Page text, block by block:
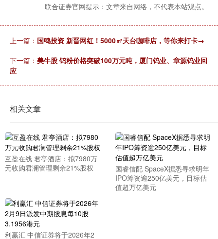
联合证券官网提示：文章来自网络，不代表本站观点。
上一篇： 国鸣投资 新晋网红！5000㎡天台咖啡店，等你来打卡→
下一篇： 美牛股 钨粉价格突破100万元吨，厦门钨业、章源钨业回
应
相关文章
互盈在线 君亭酒店：拟7980万
元收购君澜管理剩余21%股权
国睿信配 SpaceX据悉寻求明年
IPO筹资逾250亿美元，目标估
值超万亿美元
利赢汇 中信证券将于2026年2